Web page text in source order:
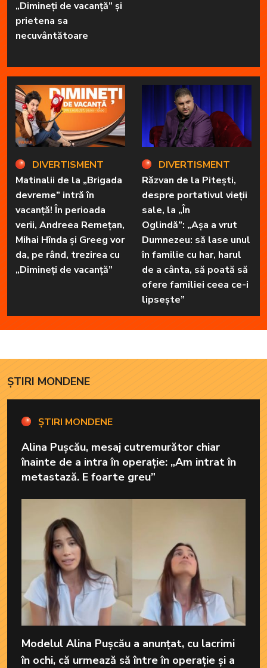
„Dimineți de vacanță” și
prietena sa
necuvântătoare
DIVERTISMENT
Matinalii de la „Brigada
devreme” intră în
vacanță! În perioada
verii, Andreea Remețan,
Mihai Hînda și Greeg vor
da, pe rând, trezirea cu
„Dimineți de vacanță”
DIVERTISMENT
Răzvan de la Pitești,
despre portativul vieții
sale, la „În
Oglindă”: „Așa a vrut
Dumnezeu: să lase unul
în familie cu har, harul
de a cânta, să poată să
ofere familiei ceea ce-i
lipsește”
ȘTIRI MONDENE
ȘTIRI MONDENE
Alina Pușcău, mesaj cutremurător chiar
înainte de a intra în operație: „Am intrat în
metastază. E foarte greu”
Modelul Alina Pușcău a anunțat, cu lacrimi
în ochi, că urmează să între în operație și a